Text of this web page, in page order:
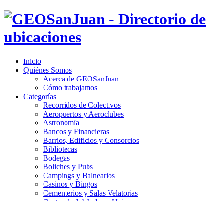
Inicio
Quiénes Somos
Acerca de GEOSanJuan
Cómo trabajamos
Categorías
Recorridos de Colectivos
Aeropuertos y Aeroclubes
Astronomía
Bancos y Financieras
Barrios, Edificios y Consorcios
Bibliotecas
Bodegas
Boliches y Pubs
Campings y Balnearios
Casinos y Bingos
Cementerios y Salas Velatorias